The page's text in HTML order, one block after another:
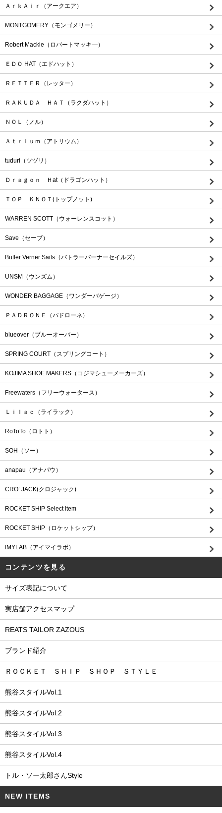
ＡｒｋＡｉｒ（アークエア）
MONTGOMERY（モンゴメリー）
Robert Mackie（ロバートマッキ―）
ＥＤＯ HAT（エドハット）
ＲＥＴＴＥＲ（レッター）
ＲＡＫＵＤＡ ＨＡＴ（ラクダハット）
ＮＯＬ（ノル）
Ａｔｒｉｕｍ（アトリウム）
tuduri（ツヅリ）
Ｄｒａｇｏｎ Ｈat（ドラゴンハット）
ＴＯＰ ＫＮＯＴ(トップノット)
WARREN SCOTT（ウォーレンスコット）
Save（セーブ）
Butler Verner Sails（バトラーバーナーセイルズ）
UNSM（ウンズム）
WONDER BAGGAGE（ワンダーバゲージ）
ＰＡＤＲＯＮＥ（パドローネ）
blueover（ブルーオーバー）
SPRING COURT（スプリングコート）
KOJIMA SHOE MAKERS（コジマシューメーカーズ）
Freewaters（フリーウォータース）
Ｌｉｌａｃ（ライラック）
RoToTo（ロトト）
SOH（ソー）
anapau（アナパウ）
CRO’ JACK(クロジャック)
ROCKET SHIP Select Item
ROCKET SHIP（ロケットシップ）
IMYLAB（アイマイラボ）
コンテンツを見る
サイズ表記について
実店舗アクセスマップ
REATS TAILOR ZAZOUS
ブランド紹介
ＲＯＣＫＥＴ ＳＨＩＰ ＳＨＯＰ ＳＴＹＬＥ
熊谷スタイルVol.1
熊谷スタイルVol.2
熊谷スタイルVol.3
熊谷スタイルVol.4
トル・ソー太郎さんStyle
NEW ITEMS